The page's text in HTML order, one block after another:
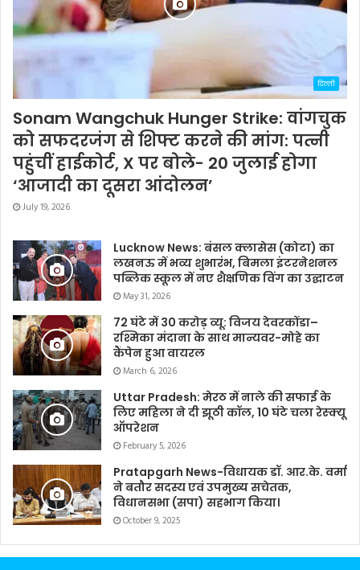
दिल्ली
Sonam Wangchuk Hunger Strike: वांगचुक
को सफदरजंग से शिफ्ट करने की मांग: पत्नी
पहुंचीं हाईकोर्ट, X पर बोले- 20 जुलाई होगा
‘आजादी का दूसरा आंदोलन’
July 19, 2026
Lucknow News: बंसल क्लासेस (कोटा) का
लखनऊ में भव्य शुभारंभ, बिमला इंटरनेशनल
पब्लिक स्कूल में नए शैक्षणिक विंग का उद्घाटन
May 31, 2026
72 घंटे में 30 करोड़ व्यू: विजय देवरकोंडा–
रश्मिका मंदाना के साथ मान्यवर-मोहे का
कैंपेन हुआ वायरल
March 6, 2026
Uttar Pradesh: मेरठ में नाले की सफाई के
लिए महिला ने दी झूठी कॉल, 10 घंटे चला रेस्क्यू
ऑपरेशन
February 5, 2026
Pratapgarh News-विधायक डॉ. आर.के. वर्मा
ने बतौर सदस्य एवं उपमुख्य सचेतक,
विधानसभा (सपा) सहभाग किया।
October 9, 2025